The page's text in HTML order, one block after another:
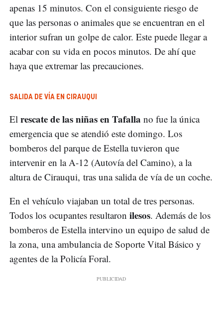
apenas 15 minutos. Con el consiguiente riesgo de
que las personas o animales que se encuentran en el
interior sufran un golpe de calor. Este puede llegar a
acabar con su vida en pocos minutos. De ahí que
haya que extremar las precauciones.
SALIDA DE VÍA EN CIRAUQUI
El rescate de las niñas en Tafalla no fue la única
emergencia que se atendió este domingo. Los
bomberos del parque de Estella tuvieron que
intervenir en la A-12 (Autovía del Camino), a la
altura de Cirauqui, tras una salida de vía de un coche.
En el vehículo viajaban un total de tres personas.
Todos los ocupantes resultaron ilesos. Además de los
bomberos de Estella intervino un equipo de salud de
la zona, una ambulancia de Soporte Vital Básico y
agentes de la Policía Foral.